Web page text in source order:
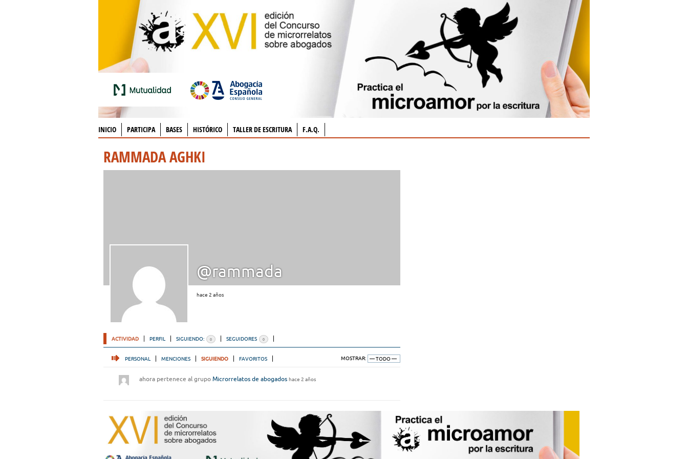
INICIO PARTICIPA BASES HISTÓRICO TALLER DE ESCRITURA F.A.Q.
RAMMADA AGHKI
@rammada
hace 2 años
ACTIVIDAD PERFIL SIGUIENDO: 0 SEGUIDORES 0
PERSONAL MENCIONES SIGUIENDO FAVORITOS MOSTRAR:
ahora pertenece al grupo Microrrelatos de abogados hace 2 años